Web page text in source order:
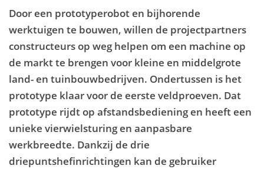
Door een prototyperobot en bijhorende
werktuigen te bouwen, willen de projectpartners
constructeurs op weg helpen om een machine op
de markt te brengen voor kleine en middelgrote
land- en tuinbouwbedrijven. Ondertussen is het
prototype klaar voor de eerste veldproeven. Dat
prototype rijdt op afstandsbediening en heeft een
unieke vierwielsturing en aanpasbare
werkbreedte. Dankzij de drie
driepuntshefinrichtingen kan de gebruiker